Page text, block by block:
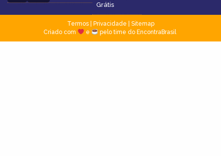
Grátis
Termos| Privacidade
Sitemap
Criado com
e pelo time do EncontraBrasil